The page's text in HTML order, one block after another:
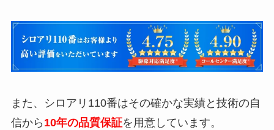
また、シロアリ110番はその確かな実績と技術の自
信から 10年の品質保証を用意しています。